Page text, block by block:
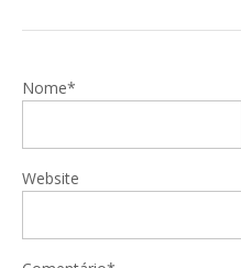
Nome*
Website